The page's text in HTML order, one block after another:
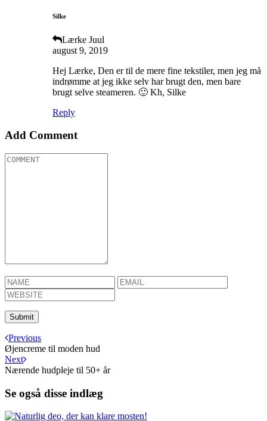
Silke
Lærke Juul
august 9, 2019
Hej Lærke, Den er til de mere fine tekstiler, men jeg må
indrømme at jeg ikke selv har brugt den, men bare
brugt selve steameren. 🙂 Kh, Silke
Reply
Add Comment
Previous
Øjencreme til moden hud
Next
Nærende hudpleje til 50+ år
Se også disse indlæg